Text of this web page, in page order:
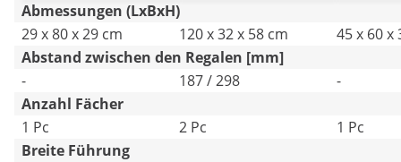
Abmessungen (LxBxH)
29 x 80 x 29 cm
120 x 32 x 58 cm
45 x 60 x
Abstand zwischen den Regalen [mm]
-
187 / 298
-
Anzahl Fächer
1 Pc
2 Pc
1 Pc
Breite Führung